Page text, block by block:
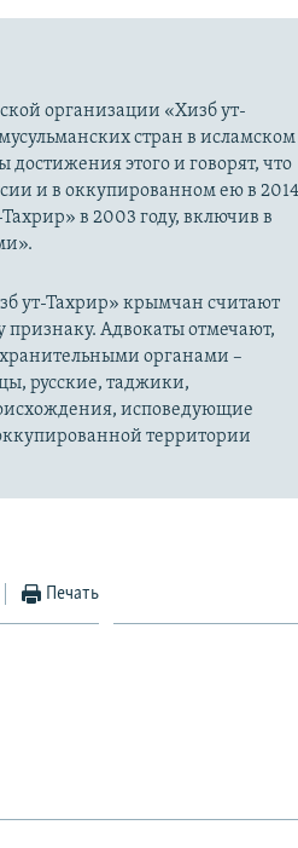
организации «Хизб ут-
стран в исламском
этого и говорят, что
и в оккупированном ею в 2014
в 2003 году, включив в
ут-Тахрир» крымчан считают
Адвокаты отмечают,
органами –
русские, таджики,
исповедующие
территории
Печать